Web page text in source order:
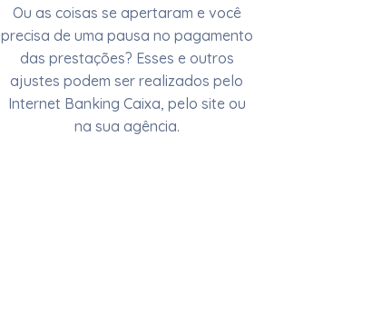
Ou as coisas se apertaram e você
precisa de uma pausa no pagamento
das prestações? Esses e outros
ajustes podem ser realizados pelo
Internet Banking Caixa, pelo site ou
na sua agência.